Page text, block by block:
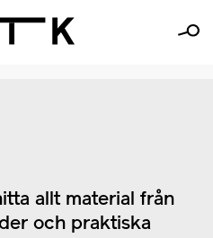
allt material från
och praktiska